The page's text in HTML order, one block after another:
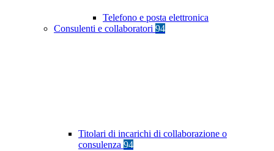
Telefono e posta elettronica
Consulenti e collaboratori 94
Titolari di incarichi di collaborazione o
consulenza 94